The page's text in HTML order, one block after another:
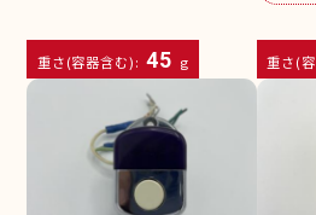
重さ(容器含む): 45 g 重さ(